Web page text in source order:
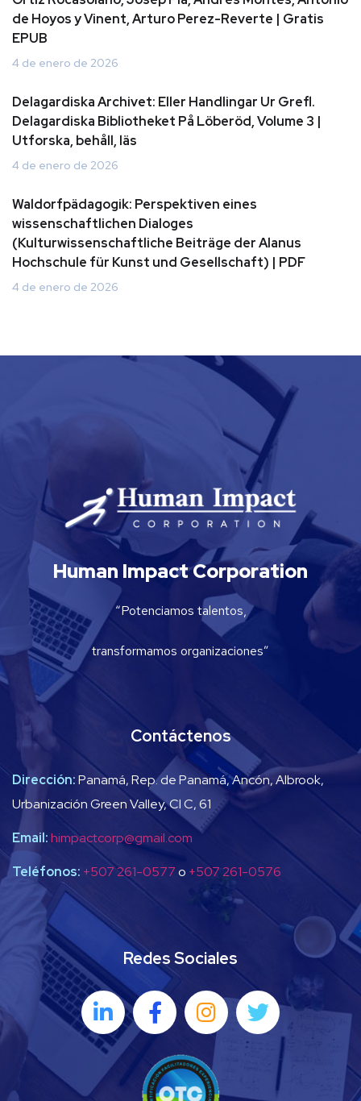
de Hoyos y Vinent, Arturo Perez-Reverte | Gratis
EPUB
4 de enero de 2026
Delagardiska Archivet: Eller Handlingar Ur Grefl.
Delagardiska Bibliotheket På Löberöd, Volume 3 |
Utforska, behåll, läs
4 de enero de 2026
Waldorfpädagogik: Perspektiven eines
wissenschaftlichen Dialoges
(Kulturwissenschaftliche Beiträge der Alanus
Hochschule für Kunst und Gesellschaft) | PDF
4 de enero de 2026
Human Impact Corporation
“Potenciamos talentos,
transformamos organizaciones”
Contáctenos
Dirección:Panamá, Rep. de Panamá, Ancón, Albrook,
Urbanización Green Valley, Cl C, 61
Email:himpactcorp@gmail.com
Teléfonos: +507 261-0577o +507 261-0576
Redes Sociales